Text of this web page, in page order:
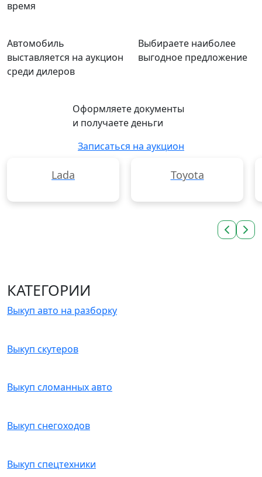
время
Автомобиль
выставляется на аукцион
среди дилеров
Выбираете наиболее
выгодное предложение
Оформляете документы
и получаете деньги
Записаться на аукцион
Lada Toyota
КАТЕГОРИИ
Выкуп авто на разборку
Выкуп скутеров
Выкуп сломанных авто
Выкуп снегоходов
Выкуп спецтехники